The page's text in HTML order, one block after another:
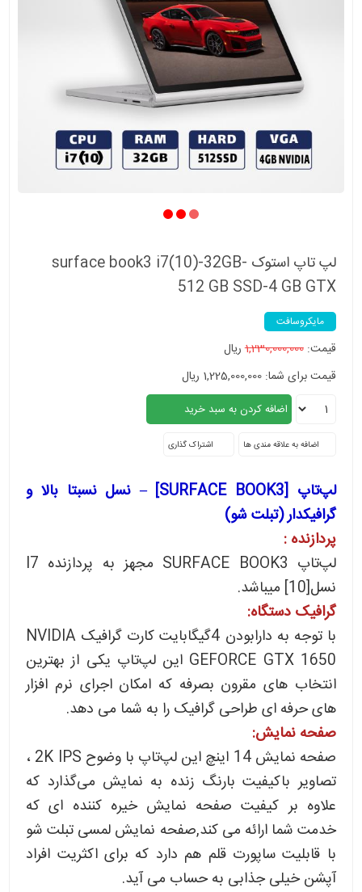
لپ تاپ استوک surface book3 i7(10)-32GB-
512 GB SSD-4 GB GTX
مایکروسافت
قیمت:1,230,000,000ریال
قیمت برای شما: 1,225,000,000 ریال
اشتراک گذاری
لپ‌تاپ [SURFACE BOOK3] – نسل نسبتا بالا و
گرافیکدار (تبلت شو)
پردازنده :
لپ‌تاپ SURFACE BOOK3 مجهز به پردازنده I7
نسل[10] میباشد.
گرافیک دستگاه:
با توجه به دارابودن 4گیگابایت کارت گرافیک NVIDIA
GEFORCE GTX 1650 این لپ‌تاپ یکی از بهترین
انتخاب های مقرون بصرفه که امکان اجرای نرم افزار
های حرفه ای طراحی گرافیک را به شما می دهد.
صفحه نمایش:
صفحه نمایش 14 اینچ این لپ‌تاپ با وضوح 2K IPS ،
تصاویر باکیفیت بارنگ زنده به نمایش می‌گذارد که
علاوه بر کیفیت صفحه نمایش خیره کننده ای که
خدمت شما ارائه می کند,صفحه نمایش لمسی تبلت شو
با قابلیت ساپورت قلم هم دارد که برای اکثریت افراد
آپشن خیلی جذابی به حساب می آید.